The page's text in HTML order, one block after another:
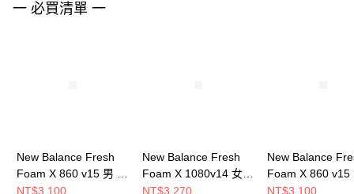
一 必買清單 一
New Balance Fresh
Foam X 860 v15 男 跑
步鞋 M8607GW-4E
NT$3,100
New Balance Fresh
Foam X 1080v14 女
跑步鞋 W1080X14-D
NT$3,270
New Balance
Foam X 860 v15
步鞋 W8604NE-D
NT$3,100